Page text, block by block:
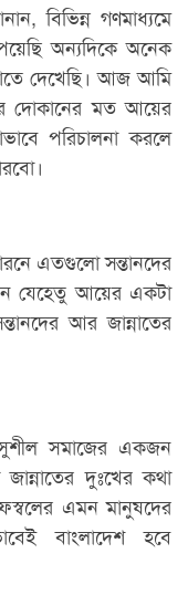
বিভিন্ন গণমাধ্যমে
অন্যদিকে অনেক
দেখেছি। আজ আমি
দোকানের মত আয়ের
পরিচালনা করলে
এতগুলো সন্তানদের
যেহেতু আয়ের একটা
আর জান্নাতের
সমাজের একজন
দুঃখের কথা
এমন মানুষদের
বাংলাদেশ হবে